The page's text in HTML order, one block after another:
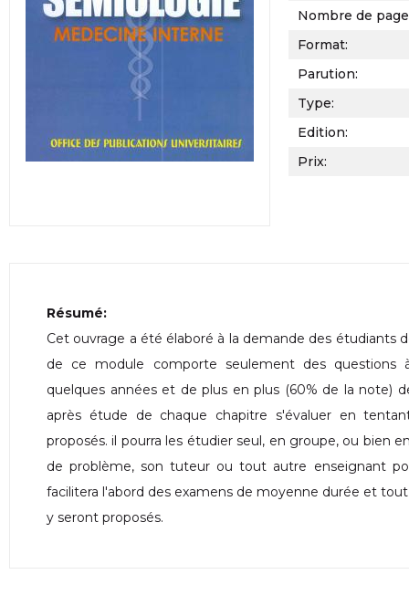
Nombre de
Format:
Parution:
Type:
Edition:
Prix:
Résumé:
Cet ouvrage a été élaboré à la demande des étudiants
de ce module comporte seulement des questions
quelques années et de plus en plus (60% de la note)
après étude de chaque chapitre s'évaluer en
proposés. il pourra les étudier seul, en groupe, ou bien
de problème, son tuteur ou tout autre enseignant
facilitera l'abord des examens de moyenne durée et
y seront proposés.